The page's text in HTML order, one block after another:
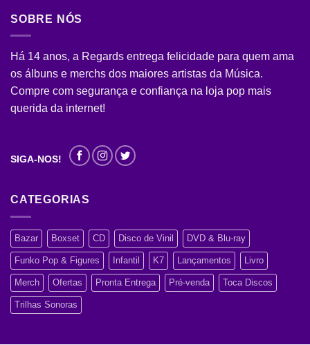
SOBRE NÓS
Há 14 anos, a Regards entrega felicidade para quem ama
os álbuns e merchs dos maiores artistas da Música.
Compre com segurança e confiança na loja pop mais
querida da internet!
SIGA-NOS!
CATEGORIAS
Bazar Boxset CD Disco de Vinil DVD & Blu-ray
Funko Pop & Figures Infantil K7 Lançamentos Livro
Merch Ofertas Pronta Entrega Pré-venda Toca Discos
Trilhas Sonoras